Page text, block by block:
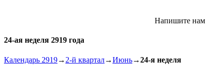
Напишите нам
24-ая неделя 2919 года
Календарь 2919→ 2-й квартал→Июнь→24-я неделя